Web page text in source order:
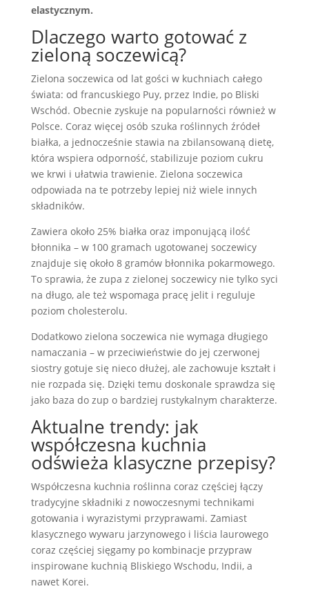
elastycznym.
Dlaczego warto gotować z
zieloną soczewicą?
Zielona soczewica od lat gości w kuchniach całego
świata: od francuskiego Puy, przez Indie, po Bliski
Wschód. Obecnie zyskuje na popularności również w
Polsce. Coraz więcej osób szuka roślinnych źródeł
białka, a jednocześnie stawia na zbilansowaną dietę,
która wspiera odporność, stabilizuje poziom cukru
we krwi i ułatwia trawienie. Zielona soczewica
odpowiada na te potrzeby lepiej niż wiele innych
składników.
Zawiera około 25% białka oraz imponującą ilość
błonnika – w 100 gramach ugotowanej soczewicy
znajduje się około 8 gramów błonnika pokarmowego.
To sprawia, że zupa z zielonej soczewicy nie tylko syci
na długo, ale też wspomaga pracę jelit i reguluje
poziom cholesterolu.
Dodatkowo zielona soczewica nie wymaga długiego
namaczania – w przeciwieństwie do jej czerwonej
siostry gotuje się nieco dłużej, ale zachowuje kształt i
nie rozpada się. Dzięki temu doskonale sprawdza się
jako baza do zup o bardziej rustykalnym charakterze.
Aktualne trendy: jak
współczesna kuchnia
odświeża klasyczne przepisy?
Współczesna kuchnia roślinna coraz częściej łączy
tradycyjne składniki z nowoczesnymi technikami
gotowania i wyrazistymi przyprawami. Zamiast
klasycznego wywaru jarzynowego i liścia laurowego
coraz częściej sięgamy po kombinacje przypraw
inspirowane kuchnią Bliskiego Wschodu, Indii, a
nawet Korei.